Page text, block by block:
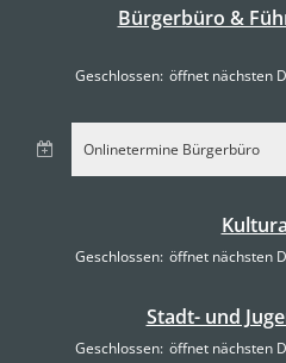
Bürgerbüro &
Klicken, um weitere Öffnungs-
Geschlossen: öffnet nächsten
Onlinetermine Bürgerbüro
Klicken, um weitere Öffnungs-
Geschlossen: öffnet nächsten
Stadt- und
Klicken, um weitere Öffnungs-
Geschlossen: öffnet nächsten